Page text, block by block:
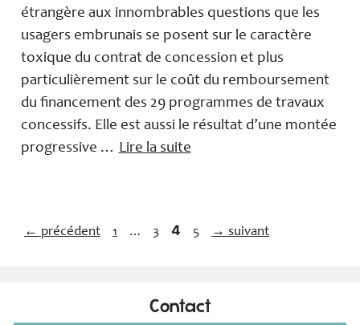
étrangère aux innombrables questions que les
usagers embrunais se posent sur le caractère
toxique du contrat de concession et plus
particulièrement sur le coût du remboursement
du financement des 29 programmes de travaux
concessifs. Elle est aussi le résultat d’une montée
progressive … Lire la suite
← précédent Page
1 … Page
3 Page
4 Page
5 → suivant
Contact